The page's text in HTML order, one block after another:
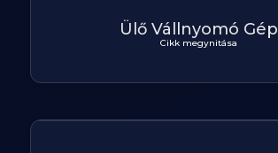
Ülő Vállnyomó Gép
Cikk megynitása